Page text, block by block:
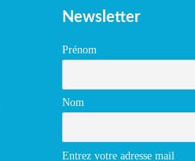
Newsletter
Prénom
Nom
Entrez votre adresse mail